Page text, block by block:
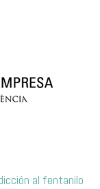
al fentanilo